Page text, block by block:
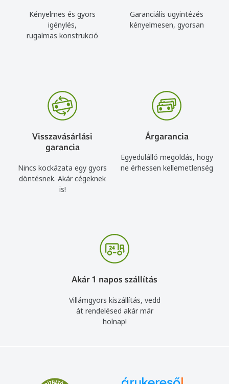
Kényelmes és gyors
igénylés,
rugalmas konstrukció
Garanciális ügyintézés
kényelmesen, gyorsan
Visszavásárlási
garancia
Nincs kockázata egy gyors
döntésnek. Akár cégeknek
is!
Árgarancia
Egyedülálló megoldás, hogy
ne érhessen kellemetlenség
Akár 1 napos szállítás
Villámgyors kiszállítás, vedd
át rendelésed akár már
holnap!